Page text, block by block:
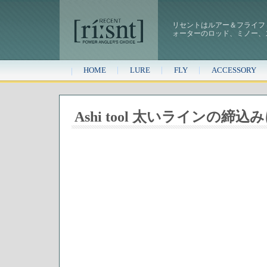
リセントはルアー＆フライ
ォーターのロッド、ミノー
HOME LURE FLY ACCESSORY
Ashi tool 太いラインの締込